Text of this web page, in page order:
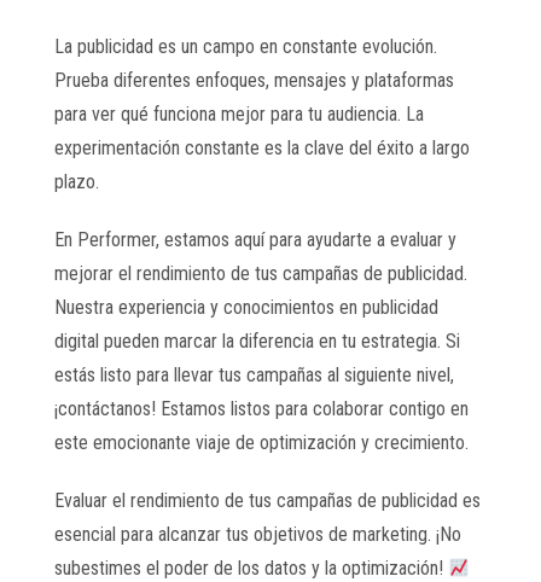
La publicidad es un campo en constante evolución.
Prueba diferentes enfoques, mensajes y plataformas
para ver qué funciona mejor para tu audiencia. La
experimentación constante es la clave del éxito a largo
plazo.
En Performer, estamos aquí para ayudarte a evaluar y
mejorar el rendimiento de tus campañas de publicidad.
Nuestra experiencia y conocimientos en publicidad
digital pueden marcar la diferencia en tu estrategia. Si
estás listo para llevar tus campañas al siguiente nivel,
¡contáctanos! Estamos listos para colaborar contigo en
este emocionante viaje de optimización y crecimiento.
Evaluar el rendimiento de tus campañas de publicidad es
esencial para alcanzar tus objetivos de marketing. ¡No
subestimes el poder de los datos y la optimización!